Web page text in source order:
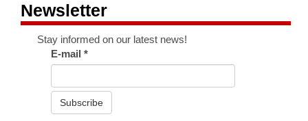
Newsletter
Stay informed on our latest news!
E-mail*
Subscribe